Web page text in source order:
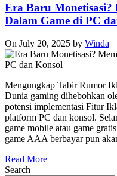
Era Baru
Dalam Game di PC
On July 20, 2025 by Winda
Mengungkap Tabir Rumor
Dunia gaming dihebohkan
potensi implementasi Fitur
platform PC dan konsol.
game mobile atau game
game AAA berbayar pun
Read More
Search